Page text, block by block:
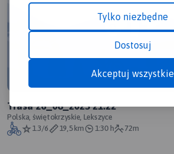
Tylko niezbędne
Dostosuj
Akceptuj wszystkie
Trasa 26_08_2023 21:22
Polska, świętokrzyskie, Lekszyce
1.3/6
19,5 km 1:30 h 72m